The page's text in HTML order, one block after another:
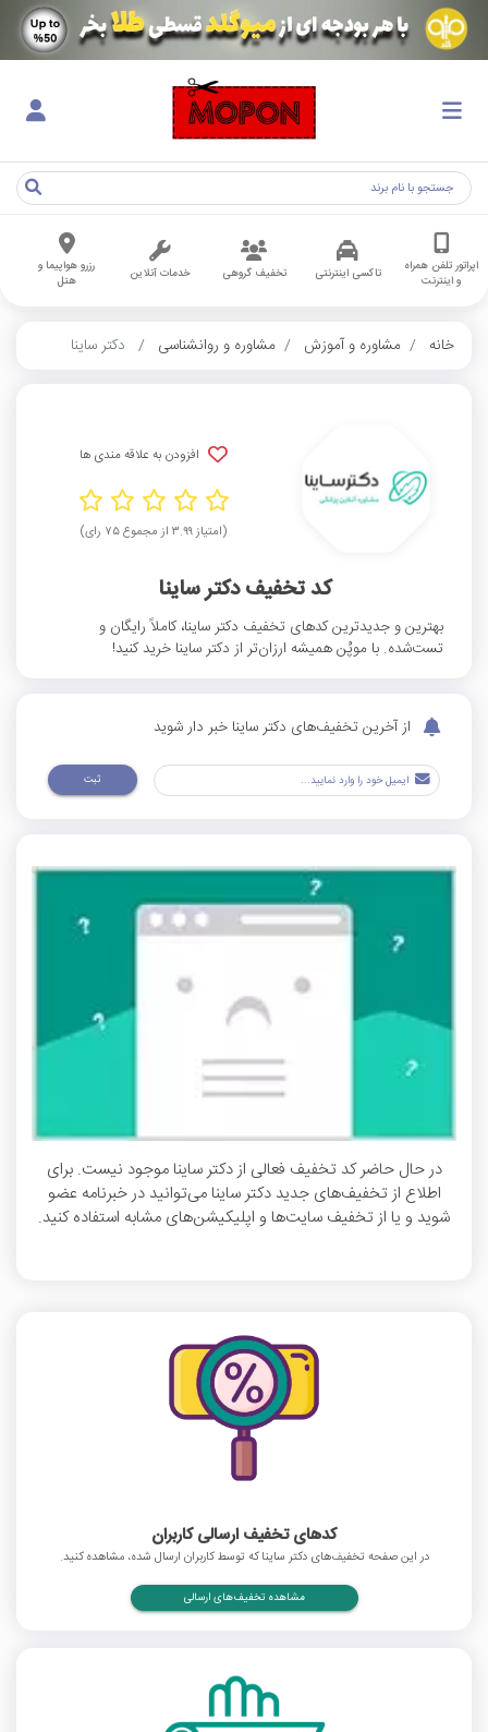
اپراتور تلفن همراه
و اینترنت
تاکسی اینترنتی تخفیف گروهی خدمات آنلاین
رزرو هواپیما و
هتل
خانه مشاوره و آموزش مشاوره و روانشناسی دکتر ساینا
افزودن به علاقه مندی ها
(امتیاز ۳.۹۹ از مجموع ۷۵ رای)
کد تخفیف دکتر ساینا
بهترین و جدیدترین کدهای تخفیف دکتر ساینا، کاملاً رایگان و
تست‌شده. با موپُن همیشه ارزان‌تر از دکتر ساینا خرید کنید!
از آخرین تخفیف‌های دکتر ساینا خبر دار شوید
ثبت
در حال حاضر کد تخفیف فعالی از دکتر ساینا موجود نیست. برای
اطلاع از تخفیف‌های جدید دکتر ساینا می‌توانید در خبرنامه عضو
شوید و یا از تخفیف سایت‌ها و اپلیکیشن‌های مشابه استفاده کنید.
کدهای تخفیف ارسالی کاربران
در این صفحه تخفیف‌های دکتر ساینا که توسط کاربران ارسال شده، مشاهده کنید.
مشاهده تخفیف‌های ارسالی